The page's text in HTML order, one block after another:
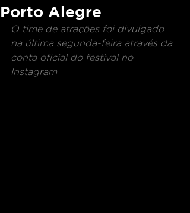
Porto Alegre
O time de atrações foi divulgado
na última segunda-feira através da
conta oficial do festival no
Instagram